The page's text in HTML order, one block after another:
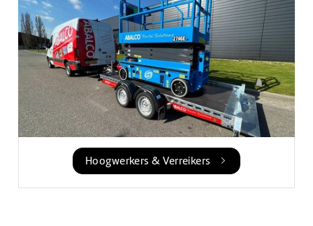
Hoogwerkers & Verreikers